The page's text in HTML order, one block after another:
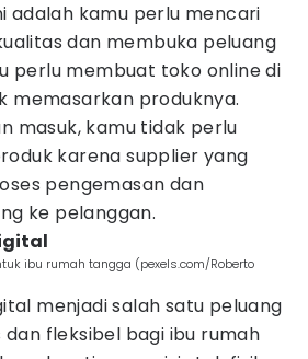
adalah kamu perlu mencari
dan membuka peluang
perlu membuat toko online di
memasarkan produknya.
masuk, kamu tidak perlu
karena supplier yang
pengemasan dan
ke pelanggan.
ibu rumah tangga (pexels.com/Roberto
menjadi salah satu peluang
fleksibel bagi ibu rumah